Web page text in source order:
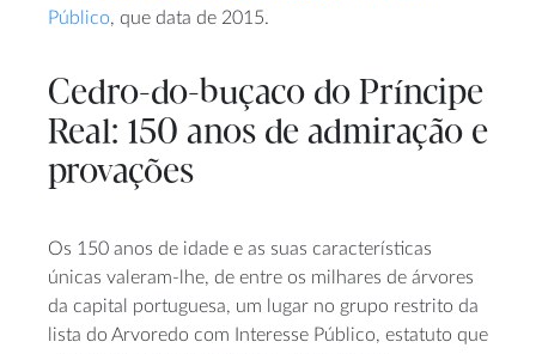
Público, que data de 2015.
Cedro-do-buçaco do Príncipe
Real: 150 anos de admiração e
provações
Os 150 anos de idade e as suas características
únicas valeram-lhe, de entre os milhares de árvores
da capital portuguesa, um lugar no grupo restrito da
lista do Arvoredo com Interesse Público, estatuto que